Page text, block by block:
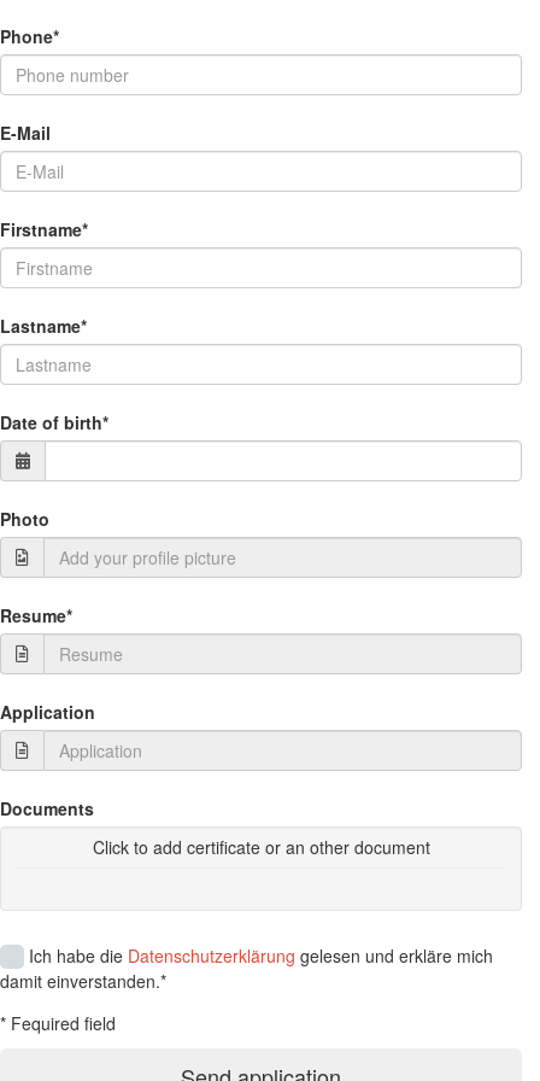
Phone*
E-Mail
Firstname*
Lastname*
Date of birth*
Photo
Resume*
Application
Documents
Click to add certificate or an other document
Ich habe die Datenschutzerklärung gelesen und erkläre mich
damit einverstanden.*
* Fequired field